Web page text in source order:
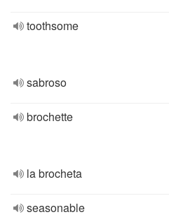
toothsome
sabroso
brochette
la brocheta
seasonable